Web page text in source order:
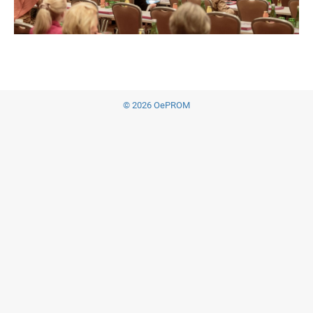
© 2026 OePROM